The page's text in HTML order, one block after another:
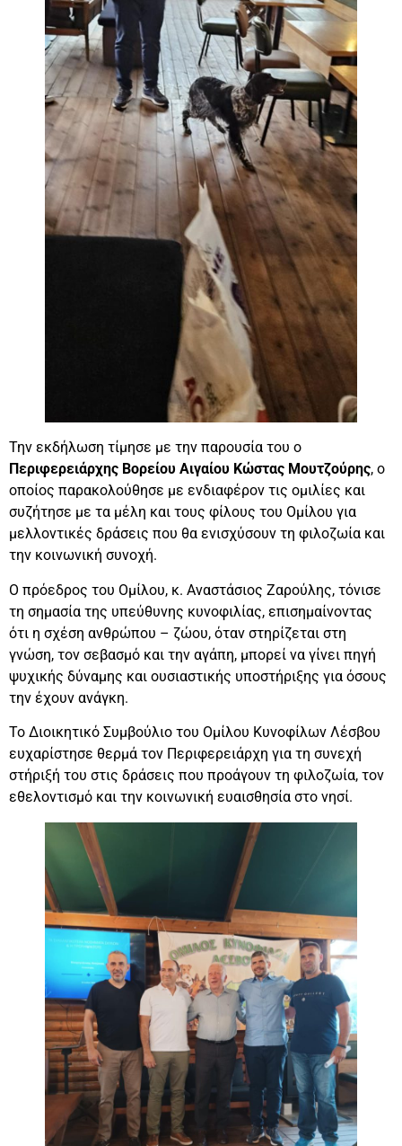
Την εκδήλωση τίμησε με την παρουσία του ο
Περιφερειάρχης Βορείου Αιγαίου Κώστας Μουτζούρης, ο
οποίος παρακολούθησε με ενδιαφέρον τις ομιλίες και
συζήτησε με τα μέλη και τους φίλους του Ομίλου για
μελλοντικές δράσεις που θα ενισχύσουν τη φιλοζωία και
την κοινωνική συνοχή.
Ο πρόεδρος του Ομίλου, κ. Αναστάσιος Ζαρούλης, τόνισε
τη σημασία της υπεύθυνης κυνοφιλίας, επισημαίνοντας
ότι η σχέση ανθρώπου – ζώου, όταν στηρίζεται στη
γνώση, τον σεβασμό και την αγάπη, μπορεί να γίνει πηγή
ψυχικής δύναμης και ουσιαστικής υποστήριξης για όσους
την έχουν ανάγκη.
Το Διοικητικό Συμβούλιο του Ομίλου Κυνοφίλων Λέσβου
ευχαρίστησε θερμά τον Περιφερειάρχη για τη συνεχή
στήριξή του στις δράσεις που προάγουν τη φιλοζωία, τον
εθελοντισμό και την κοινωνική ευαισθησία στο νησί.